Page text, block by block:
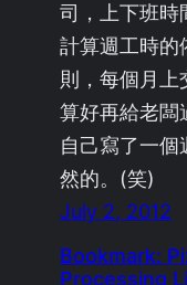
司，上下班時
計算週工時的
則，每個月
算好再給老闆
自己寫了一
然的。(笑)
July 2, 2012
Bookmark:
Processing